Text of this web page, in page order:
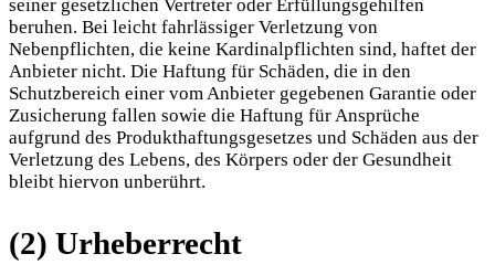
seiner gesetzlichen Vertreter oder Erfüllungsgehilfen
beruhen. Bei leicht fahrlässiger Verletzung von
Nebenpflichten, die keine Kardinalpflichten sind, haftet der
Anbieter nicht. Die Haftung für Schäden, die in den
Schutzbereich einer vom Anbieter gegebenen Garantie oder
Zusicherung fallen sowie die Haftung für Ansprüche
aufgrund des Produkthaftungsgesetzes und Schäden aus der
Verletzung des Lebens, des Körpers oder der Gesundheit
bleibt hiervon unberührt.
(2) Urheberrecht